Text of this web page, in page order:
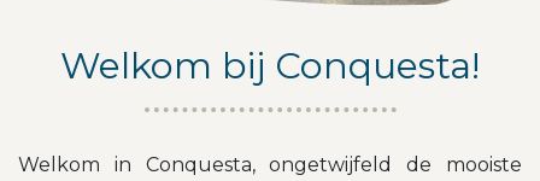
Welkom bij Conquesta!
Welkom in Conquesta, ongetwijfeld de mooiste